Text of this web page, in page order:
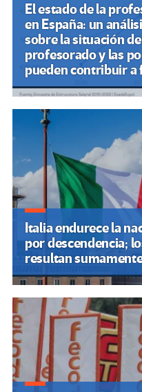
El estado de la
en España: un
sobre la situación
profesorado y las
pueden contribuir
Italia endurece la
por descendencia;
resultan